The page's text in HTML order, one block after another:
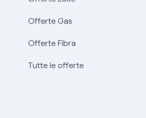
Offerte Gas
Offerte Fibra
Tutte le offerte